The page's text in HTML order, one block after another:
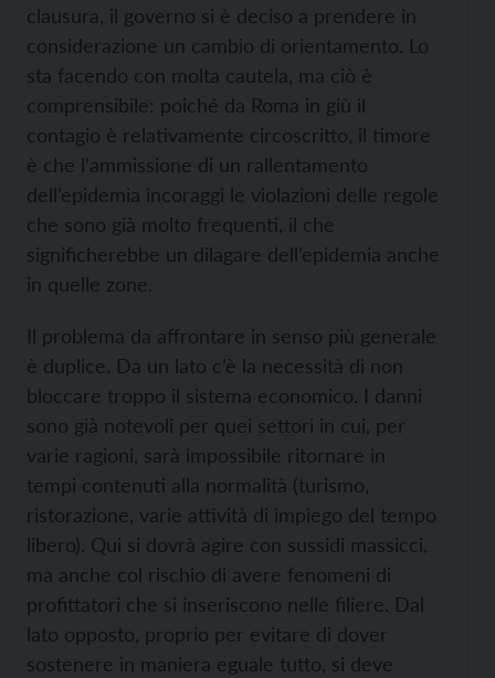
clausura, il governo si è deciso a prendere in
considerazione un cambio di orientamento. Lo
sta facendo con molta cautela, ma ciò è
comprensibile: poiché da Roma in giù il
contagio è relativamente circoscritto, il timore
è che l’ammissione di un rallentamento
dell’epidemia incoraggi le violazioni delle regole
che sono già molto frequenti, il che
significherebbe un dilagare dell’epidemia anche
in quelle zone.
Il problema da affrontare in senso più generale
è duplice. Da un lato c’è la necessità di non
bloccare troppo il sistema economico. I danni
sono già notevoli per quei settori in cui, per
varie ragioni, sarà impossibile ritornare in
tempi contenuti alla normalità (turismo,
ristorazione, varie attività di impiego del tempo
libero). Qui si dovrà agire con sussidi massicci,
ma anche col rischio di avere fenomeni di
profittatori che si inseriscono nelle filiere. Dal
lato opposto, proprio per evitare di dover
sostenere in maniera eguale tutto, si deve